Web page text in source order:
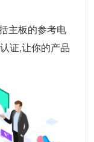
主板的参考电
证,让你的产品